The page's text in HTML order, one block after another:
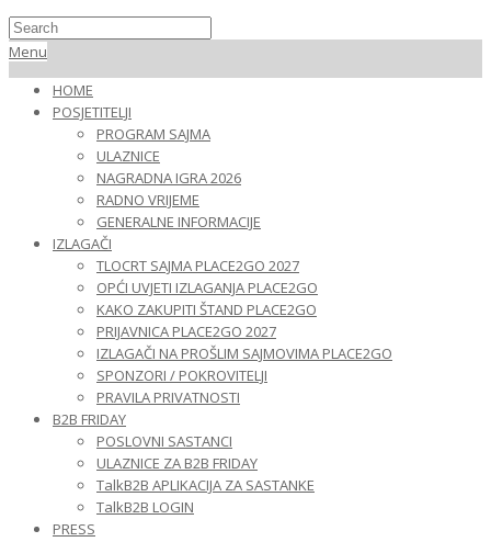
Skip
content
Primary
Menu
Menu
HOME
POSJETITELJI
PROGRAM SAJMA
ULAZNICE
NAGRADNA IGRA 2026
RADNO VRIJEME
GENERALNE INFORMACIJE
IZLAGAČI
TLOCRT SAJMA PLACE2GO 2027
OPĆI UVJETI IZLAGANJA PLACE2GO
KAKO ZAKUPITI ŠTAND PLACE2GO
PRIJAVNICA PLACE2GO 2027
IZLAGAČI NA PROŠLIM SAJMOVIMA PLACE2GO
SPONZORI / POKROVITELJI
PRAVILA PRIVATNOSTI
B2B FRIDAY
POSLOVNI SASTANCI
ULAZNICE ZA B2B FRIDAY
TalkB2B APLIKACIJA ZA SASTANKE
TalkB2B LOGIN
PRESS